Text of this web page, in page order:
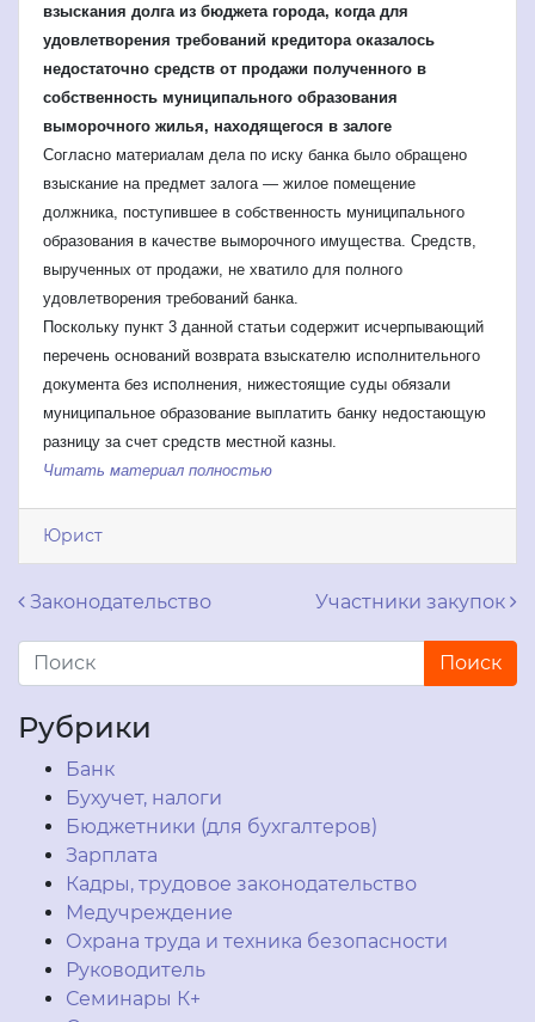
взыскания долга из бюджета города, когда для
удовлетворения требований кредитора оказалось
недостаточно средств от продажи полученного в
собственность муниципального образования
выморочного жилья, находящегося в залоге
Согласно материалам дела по иску банка было обращено
взыскание на предмет залога — жилое помещение
должника, поступившее в собственность муниципального
образования в качестве выморочного имущества. Средств,
вырученных от продажи, не хватило для полного
удовлетворения требований банка.
Поскольку пункт 3 данной статьи содержит исчерпывающий
перечень оснований возврата взыскателю исполнительного
документа без исполнения, нижестоящие суды обязали
муниципальное образование выплатить банку недостающую
разницу за счет средств местной казны.
Читать материал полностью
Юрист
Навигация по записям
Законодательство Участники закупок
Рубрики
Банк
Бухучет, налоги
Бюджетники (для бухгалтеров)
Зарплата
Кадры, трудовое законодательство
Медучреждение
Охрана труда и техника безопасности
Руководитель
Семинары К+